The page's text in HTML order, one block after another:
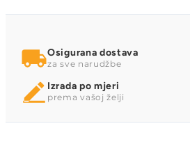
Osigurana dostava
za sve narudžbe
Izrada po mjeri
prema vašoj želji